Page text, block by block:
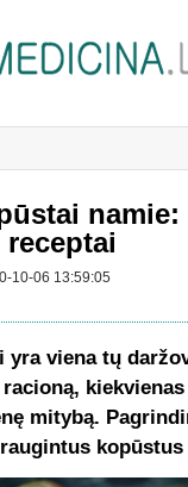
namie:
10-06 13:59:05
yra viena tų
mitybą.
kopūstus